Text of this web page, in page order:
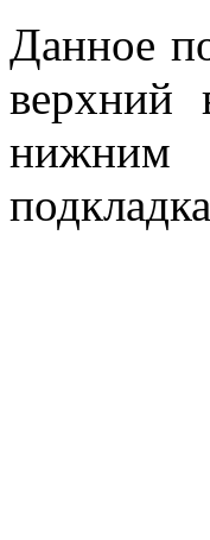
Данное
верхний
нижним